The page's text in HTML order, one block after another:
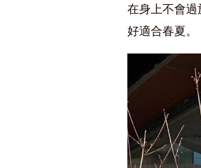
在身上不會
好適合春夏。